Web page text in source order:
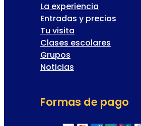
La experiencia
Entradas y precios
Tu visita
Clases escolares
Grupos
Noticias
Formas de pago